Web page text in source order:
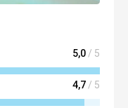
pomocou
5,0/ 5
4,7/ 5